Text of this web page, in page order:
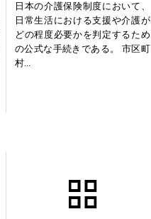
日本の介護保険制度において、
日常生活における支援や介護が
どの程度必要かを判定するため
の公式な手続きである。 市区町
村...